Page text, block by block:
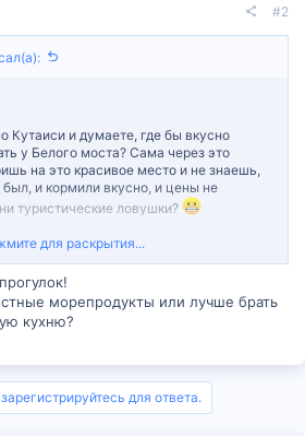
#2
Кутаиси и думаете, где бы вкусно
у Белого моста? Сама через это
на это красивое место и не знаешь,
был, и кормили вкусно, и цены не
туристические ловушки?
и поняла главное: просто заходить в
не стоит. Лучше пройти чуть дальше
вам. Вот список проверенных кафе
поесть у Белого моста.
отличных вариантов:
прямо находка для тех, кто хочет
на реку. Я была там несколько раз,
15–25 лари, и кормят отлично. Очень
для раскрытия...
морепродукты или лучше брать
кухню?
для ответа.